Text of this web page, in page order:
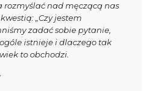
rozmyślać nad męczącą nas
„Czy jestem
zadać sobie pytanie,
istnieje i dlaczego tak
to obchodzi.